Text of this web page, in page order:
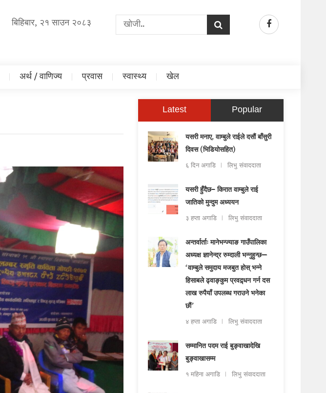
बिहिबार, २१ साउन २०८३
अर्थ / वाणिज्य प्रवास स्वास्थ्य खेल
Latest Popular
यसरी मनाए, वाम्बुले राईले दसौं बाँसुरी
दिवस (भिडियोसहित)
६ दिन अगाडि लिभु संवाददाता
यसरी हुँदैछ– किरात वाम्बुले राई
जातिको मुन्दुम अध्ययन
३ हप्ता अगाडि लिभु संवाददाता
अन्तर्वार्ताः मानेभन्ज्याङ गाउँपालिका
अध्यक्ष ज्ञानेन्द्र रुम्दाली भन्नुहुन्छ—
‘वाम्बुले समुदाय मजबुत होस् भन्ने
हिसाबले ढ्वाङ्कुम प्रवद्र्धन गर्न दस
लाख रुपैयाँ उपलब्ध गराउने भनेका
छौं’
४ हप्ता अगाडि लिभु संवाददाता
सम्मानित पदम राई बुङ्वाखादेखि
बुङ्वाखासम्म
१ महिना अगाडि लिभु संवाददाता